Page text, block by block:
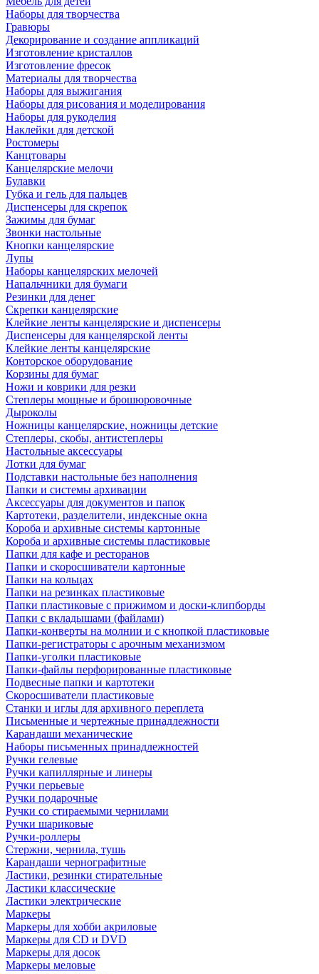
Наборы для творчества
Гравюры
Декорирование и создание аппликаций
Изготовление кристаллов
Изготовление фресок
Материалы для творчества
Наборы для выжигания
Наборы для рисования и моделирования
Наборы для рукоделия
Наклейки для детской
Ростомеры
Канцтовары
Канцелярские мелочи
Булавки
Губка и гель для пальцев
Диспенсеры для скрепок
Зажимы для бумаг
Звонки настольные
Кнопки канцелярские
Лупы
Наборы канцелярских мелочей
Напальчники для бумаги
Резинки для денег
Скрепки канцелярские
Клейкие ленты канцелярские и диспенсеры
Диспенсеры для канцелярской ленты
Клейкие ленты канцелярские
Конторское оборудование
Корзины для бумаг
Ножи и коврики для резки
Степлеры мощные и брошюровочные
Дыроколы
Ножницы канцелярские, ножницы детские
Степлеры, скобы, антистеплеры
Настольные аксессуары
Лотки для бумаг
Подставки настольные без наполнения
Папки и системы архивации
Аксессуары для документов и папок
Картотеки, разделители, индексные окна
Короба и архивные системы картонные
Короба и архивные системы пластиковые
Папки для кафе и ресторанов
Папки и скоросшиватели картонные
Папки на кольцах
Папки на резинках пластиковые
Папки пластиковые с прижимом и доски-клипборды
Папки с вкладышами (файлами)
Папки-конверты на молнии и с кнопкой пластиковые
Папки-регистраторы с арочным механизмом
Папки-уголки пластиковые
Папки-файлы перфорированные пластиковые
Подвесные папки и картотеки
Скоросшиватели пластиковые
Станки и иглы для архивного переплета
Письменные и чертежные принадлежности
Карандаши механические
Наборы письменных принадлежностей
Ручки гелевые
Ручки капиллярные и линеры
Ручки перьевые
Ручки подарочные
Ручки со стираемыми чернилами
Ручки шариковые
Ручки-роллеры
Стержни, чернила, тушь
Карандаши чернографитные
Ластики, резинки стирательные
Ластики классические
Ластики электрические
Маркеры
Маркеры для хобби акриловые
Маркеры для CD и DVD
Маркеры для досок
Маркеры меловые